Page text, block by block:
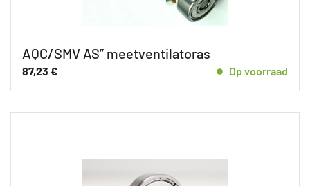
AQC/SMV AS” meetventilatoras
87,23 € Op voorraad